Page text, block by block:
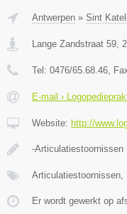
Antwerpen » Sint
Lange Zandstraat 59,
Tel: 0476/65.68.46,
E-mail ›
Website: http://
-Articulatiestoornissen
Articulatiestoornissen,
Er wordt gewerkt op